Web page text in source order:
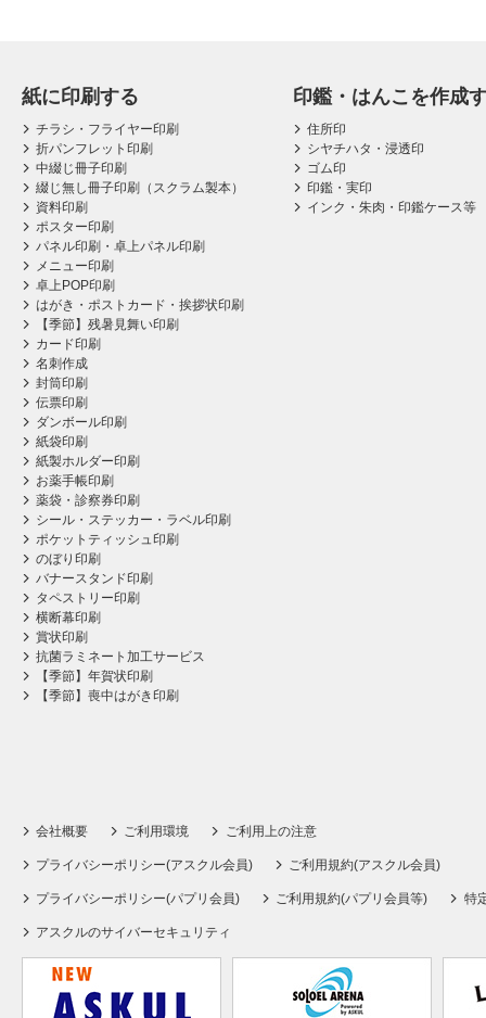
紙に印刷する
チラシ・フライヤー印刷
折パンフレット印刷
中綴じ冊子印刷
綴じ無し冊子印刷（スクラム製本）
資料印刷
ポスター印刷
パネル印刷・卓上パネル印刷
メニュー印刷
卓上POP印刷
はがき・ポストカード・挨拶状印刷
【季節】残暑見舞い印刷
カード印刷
名刺作成
封筒印刷
伝票印刷
ダンボール印刷
紙袋印刷
紙製ホルダー印刷
お薬手帳印刷
薬袋・診察券印刷
シール・ステッカー・ラベル印刷
ポケットティッシュ印刷
のぼり印刷
バナースタンド印刷
タペストリー印刷
横断幕印刷
賞状印刷
抗菌ラミネート加工サービス
【季節】年賀状印刷
【季節】喪中はがき印刷
印鑑・はんこを作成
住所印
シヤチハタ・浸透印
ゴム印
印鑑・実印
インク・朱肉・印鑑ケース等
会社概要 ご利用環境 ご利用上の注意
プライバシーポリシー(アスクル会員) ご利用規約(アスクル会員)
プライバシーポリシー(パプリ会員) ご利用規約(パプリ会員等) 特
アスクルのサイバーセキュリティ